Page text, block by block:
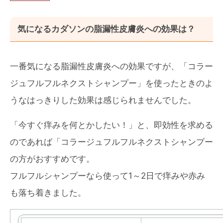
気になるカダソンの脂漏性皮膚炎への効果は？
一番気になる脂漏性皮膚炎への効果ですが、「コラー
ジュフルフルネクストシャンプー」を使ったときのよ
うなはっきりした効果は感じられませんでした。
「今すぐ痒みを何とかしたい！」と、即効性を求める
のであれば「コラージュフルフルネクストシャンプー
の方がおすすめです。
フルフルシャンプーなら使って1～2日で痒みや赤み
も落ち着きました。